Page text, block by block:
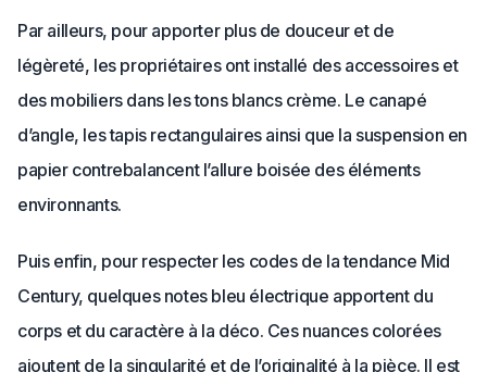
Par ailleurs, pour apporter plus de douceur et de
légèreté, les propriétaires ont installé des accessoires et
des mobiliers dans les tons blancs crème. Le canapé
d’angle, les tapis rectangulaires ainsi que la suspension en
papier contrebalancent l’allure boisée des éléments
environnants.
Puis enfin, pour respecter les codes de la tendance Mid
Century, quelques notes bleu électrique apportent du
corps et du caractère à la déco. Ces nuances colorées
ajoutent de la singularité et de l’originalité à la pièce. Il est